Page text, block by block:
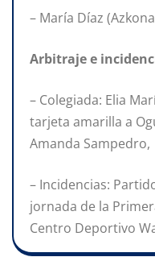
– María Díaz
Arbitraje e
– Colegiada: Elia
tarjeta amarilla a
Amanda Sampedro,
– Incidencias:
jornada de la
Centro Deportivo